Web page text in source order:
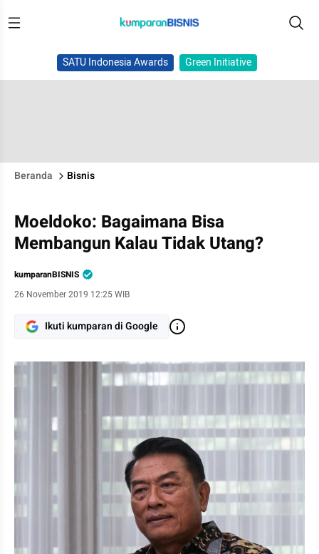
SATU Indonesia Awards Green Initiative
Beranda Bisnis
Moeldoko: Bagaimana Bisa
Membangun Kalau Tidak Utang?
kumparanBISNIS
26 November 2019 12:25 WIB
Ikuti kumparan di Google